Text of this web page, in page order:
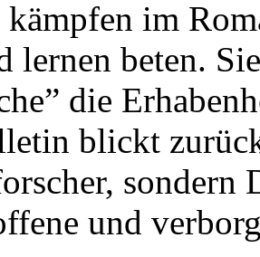
im
lernen beten.
die
blickt
sondern
und